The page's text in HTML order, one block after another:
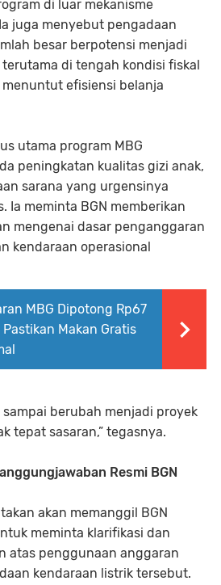
di luar mekanisme
juga menyebut pengadaan
besar berpotensi menjadi
di tengah kondisi fiskal
efisiensi belanja
utama program MBG
peningkatan kualitas gizi anak,
sarana yang urgensinya
Ia meminta BGN memberikan
mengenai dasar penganggaran
kendaraan operasional
MBG Dipotong Rp67
Makan Gratis
sampai berubah menjadi proyek
tepat sasaran,” tegasnya.
Resmi BGN
akan memanggil BGN
meminta klarifikasi dan
atas penggunaan anggaran
kendaraan listrik tersebut.